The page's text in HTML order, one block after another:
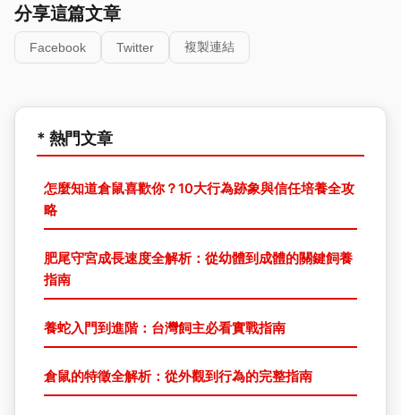
分享這篇文章
Facebook Twitter 複製連結
* 熱門文章
怎麼知道倉鼠喜歡你？10大行為跡象與信任培養全攻
略
肥尾守宮成長速度全解析：從幼體到成體的關鍵飼養
指南
養蛇入門到進階：台灣飼主必看實戰指南
倉鼠的特徵全解析：從外觀到行為的完整指南